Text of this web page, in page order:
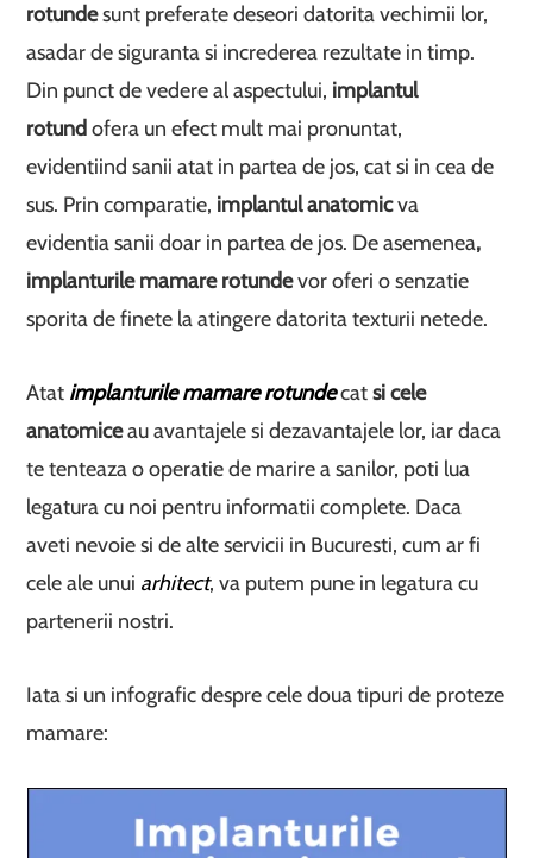
rotundesunt preferate deseori datorita vechimii lor,
asadar de siguranta si increderea rezultate in timp.
Din punct de vedere al aspectului, implantul
rotundofera un efect mult mai pronuntat,
evidentiind sanii atat in partea de jos, cat si in cea de
sus. Prin comparatie, implantul anatomicva
evidentia sanii doar in partea de jos. De asemenea,
implanturile mamare rotundevor oferi o senzatie
sporita de finete la atingere datorita texturii netede.
Atat implanturile mamare rotundecatsi cele
anatomiceau avantajele si dezavantajele lor, iar daca
te tenteaza o operatie de marire a sanilor, poti lua
legatura cu noi pentru informatii complete. Daca
aveti nevoie si de alte servicii in Bucuresti, cum ar fi
cele ale unui arhitect, va putem pune in legatura cu
partenerii nostri.
Iata si un infografic despre cele doua tipuri de proteze
mamare: